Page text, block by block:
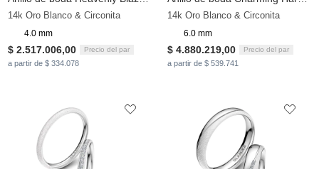
14k Oro Blanco & Circonita
4.0 mm
$ 2.517.006,00 Precio del par
a partir de $ 334.078
14k Oro Blanco & Circonita
6.0 mm
$ 4.880.219,00 Precio del par
a partir de $ 539.741